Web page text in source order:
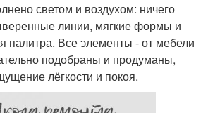
светом и воздухом: ничего
линии, мягкие формы и
палитра. Все элементы - от мебели
подобраны и продуманы,
лёгкости и покоя.